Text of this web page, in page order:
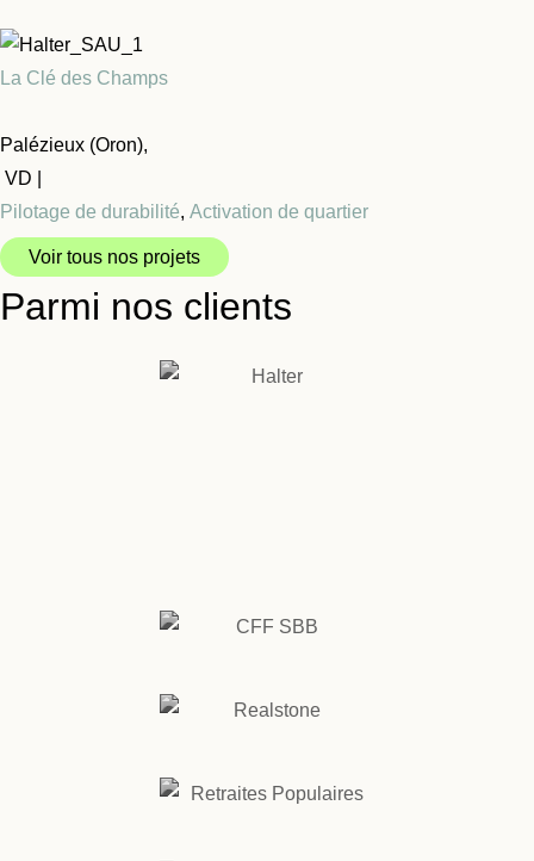
La Clé des Champs
Palézieux (Oron),
VD |
Pilotage de durabilité, Activation de quartier
Voir tous nos projets
Parmi nos clients